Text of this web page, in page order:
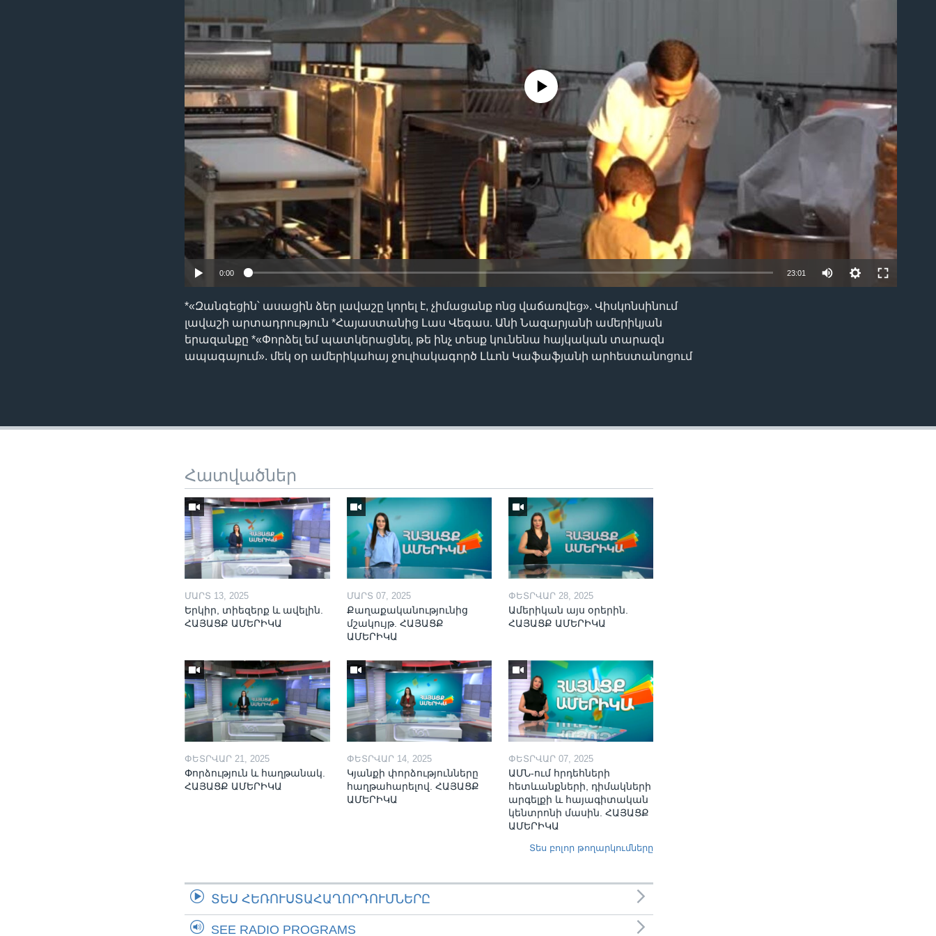
No media source currently available
0:00 23:01
*«Զանգեցին՝ ասացին ձեր լավաշը կորել է, չիմացանք ոնց վաճառվեց». Վիսկոնսինում
լավաշի արտադրություն *Հայաստանից Լաս Վեգաս. Անի Նազարյանի ամերիկյան
երազանքը *«Փորձել եմ պատկերացնել, թե ինչ տեսք կունենա հայկական տարազն
ապագայում». մեկ օր ամերիկահայ ջուլհակագործ Լևոն Կաֆաֆյանի արհեստանոցում
Հատվածներ
ՄԱՐՏ 13, 2025
Երկիր, տիեզերք և ավելին.
ՀԱՅԱՑՔ ԱՄԵՐԻԿԱ
ՄԱՐՏ 07, 2025
Քաղաքականությունից
մշակույթ. ՀԱՅԱՑՔ
ԱՄԵՐԻԿԱ
ՓԵՏՐՎԱՐ 28, 2025
Ամերիկան այս օրերին.
ՀԱՅԱՑՔ ԱՄԵՐԻԿԱ
ՓԵՏՐՎԱՐ 21, 2025
Փորձություն և հաղթանակ.
ՀԱՅԱՑՔ ԱՄԵՐԻԿԱ
ՓԵՏՐՎԱՐ 14, 2025
Կյանքի փորձությունները
հաղթահարելով. ՀԱՅԱՑՔ
ԱՄԵՐԻԿԱ
ՓԵՏՐՎԱՐ 07, 2025
ԱՄՆ-ում հրդեհների
հետևանքների, դիմակների
արգելքի և հայագիտական
կենտրոնի մասին. ՀԱՅԱՑՔ
ԱՄԵՐԻԿԱ
Տես բոլոր թողարկումները
ՏԵՍ ՀԵՌՈՒՍՏԱՀԱՂՈՐԴՈՒՄՆԵՐԸ
SEE RADIO PROGRAMS